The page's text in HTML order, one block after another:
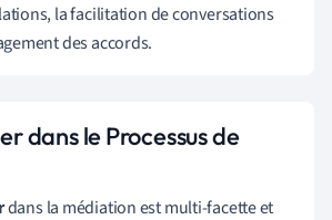
la facilitation de conversations
des accords.
dans le Processus de
dans la médiation est multi-facette et